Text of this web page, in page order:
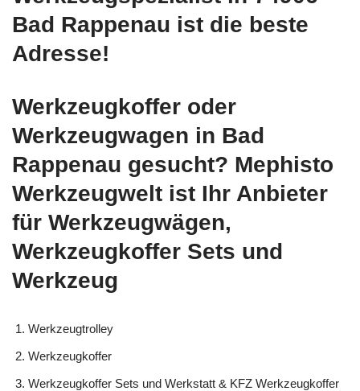
Bad Rappenau ist die beste
Adresse!
Werkzeugkoffer oder
Werkzeugwagen in Bad
Rappenau gesucht? Mephisto
Werkzeugwelt ist Ihr Anbieter
für Werkzeugwägen,
Werkzeugkoffer Sets und
Werkzeug
Werkzeugtrolley
Werkzeugkoffer
Werkzeugkoffer Sets und Werkstatt & KFZ Werkzeugkoffer